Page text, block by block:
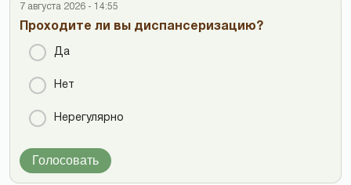
7 августа 2026 - 14:55
Проходите ли вы диспансеризацию?
Да
Нет
Нерегулярно
Голосовать